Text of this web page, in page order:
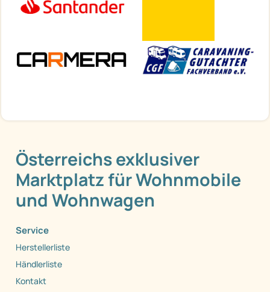
Österreichs exklusiver
Marktplatz für Wohnmobile
und Wohnwagen
Service
Herstellerliste
Händlerliste
Kontakt